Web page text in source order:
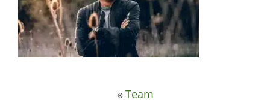
« Team